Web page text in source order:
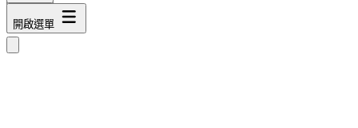
開啟選單